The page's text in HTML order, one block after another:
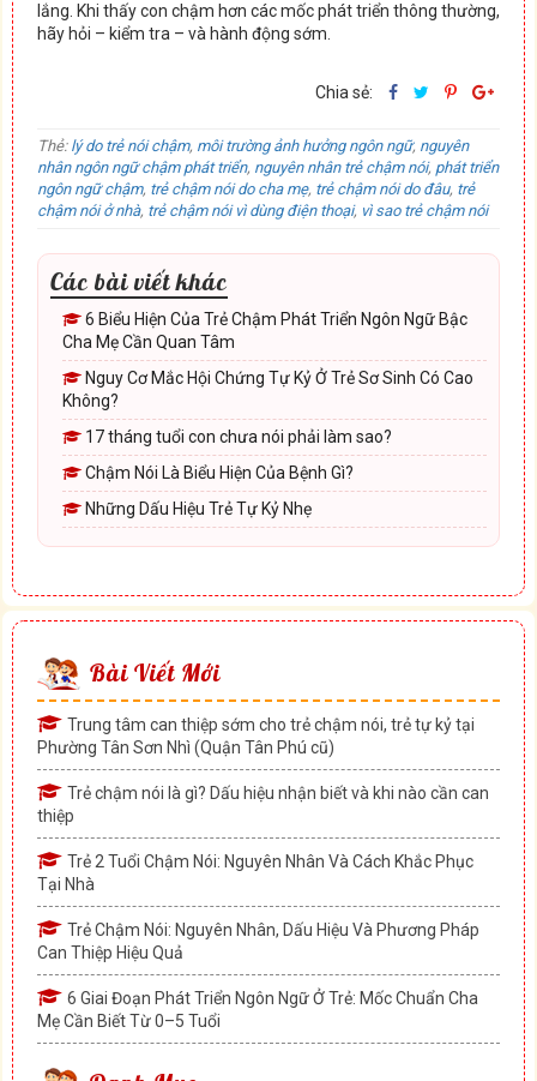
Bài Viết Mới
Trung tâm can thiệp sớm cho trẻ chậm nói, trẻ tự kỷ tại
Phường Tân Sơn Nhì (Quận Tân Phú cũ)
Trẻ chậm nói là gì? Dấu hiệu nhận biết và khi nào cần can
thiệp
Trẻ 2 Tuổi Chậm Nói: Nguyên Nhân Và Cách Khắc Phục
Tại Nhà
Trẻ Chậm Nói: Nguyên Nhân, Dấu Hiệu Và Phương Pháp
Can Thiệp Hiệu Quả
6 Giai Đoạn Phát Triển Ngôn Ngữ Ở Trẻ: Mốc Chuẩn Cha
Mẹ Cần Biết Từ 0–5 Tuổi
lắng. Khi thấy con chậm hơn các mốc phát triển thông thường,
hãy hỏi – kiểm tra – và hành động sớm.
Chia sẻ:
Thẻ: lý do trẻ nói chậm, môi trường ảnh hưởng ngôn ngữ, nguyên
nhân ngôn ngữ chậm phát triển, nguyên nhân trẻ chậm nói, phát triển
ngôn ngữ chậm, trẻ chậm nói do cha mẹ, trẻ chậm nói do đâu, trẻ
chậm nói ở nhà, trẻ chậm nói vì dùng điện thoại, vì sao trẻ chậm nói
Các bài viết khác
6 Biểu Hiện Của Trẻ Chậm Phát Triển Ngôn Ngữ Bậc
Cha Mẹ Cần Quan Tâm
Nguy Cơ Mắc Hội Chứng Tự Kỷ Ở Trẻ Sơ Sinh Có Cao
Không?
17 tháng tuổi con chưa nói phải làm sao?
Chậm Nói Là Biểu Hiện Của Bệnh Gì?
Những Dấu Hiệu Trẻ Tự Kỷ Nhẹ